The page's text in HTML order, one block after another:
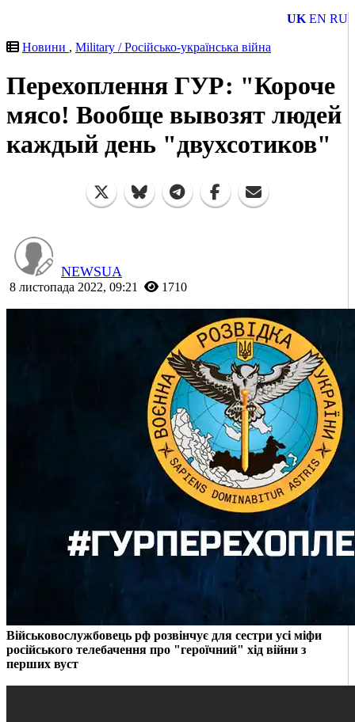
UK EN RU
Новини , Military / Російсько-українська війна
Перехоплення ГУР: "Короче
мясо! Вообще вывозят людей
каждый день "двухсотиков"
NEWSUA
8 листопада 2022, 09:21 1710
Військовослужбовець рф розвінчує для сестри усі міфи
російського телебачення про "героїчний" хід війни з
перших вуст